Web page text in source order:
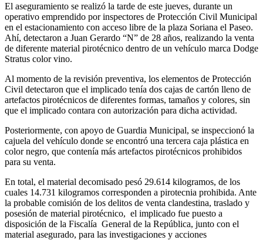
El aseguramiento se realizó la tarde de este jueves, durante un
operativo emprendido por inspectores de Protección Civil Municipal
en el estacionamiento con acceso libre de la plaza Soriana el Paseo.
Ahí, detectaron a Juan Gerardo “N” de 28 años, realizando la venta
de diferente material pirotécnico dentro de un vehículo marca Dodge
Stratus color vino.
Al momento de la revisión preventiva, los elementos de Protección
Civil detectaron que el implicado tenía dos cajas de cartón lleno de
artefactos pirotécnicos de diferentes formas, tamaños y colores, sin
que el implicado contara con autorización para dicha actividad.
Posteriormente, con apoyo de Guardia Municipal, se inspeccionó la
cajuela del vehículo donde se encontró una tercera caja plástica en
color negro, que contenía más artefactos pirotécnicos prohibidos
para su venta.
En total, el material decomisado pesó 29.614 kilogramos, de los
cuales 14.731 kilogramos corresponden a pirotecnia prohibida. Ante
la probable comisión de los delitos de venta clandestina, traslado y
posesión de material pirotécnico, el implicado fue puesto a
disposición de la Fiscalía General de la República, junto con el
material asegurado, para las investigaciones y acciones